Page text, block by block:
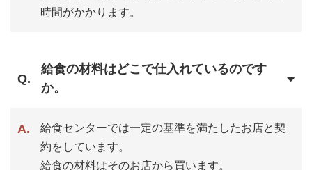
時間がかかります。
給食の材料はどこで仕入れているのです
か。
給食センターでは一定の基準を満たしたお店と契
約をしています。
給食の材料はそのお店から買います。